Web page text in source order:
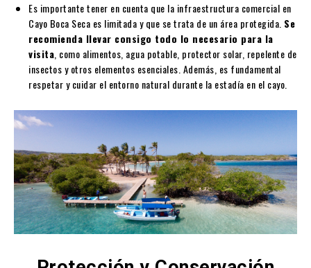
Es importante tener en cuenta que la infraestructura comercial en
Cayo Boca Seca es limitada y que se trata de un área protegida. Se
recomienda llevar consigo todo lo necesario para la
visita, como alimentos, agua potable, protector solar, repelente de
insectos y otros elementos esenciales. Además, es fundamental
respetar y cuidar el entorno natural durante la estadía en el cayo.